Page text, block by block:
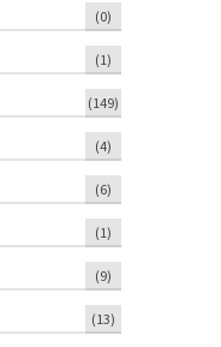
(0)
(1)
(149)
(4)
(6)
(1)
(9)
(13)